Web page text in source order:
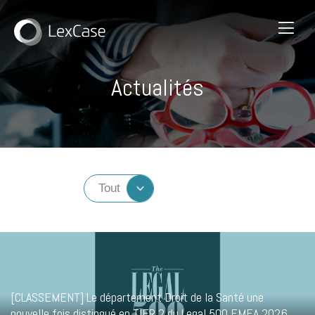
Actualités
[CLASSEMENT] Le département Droit de la Santé une